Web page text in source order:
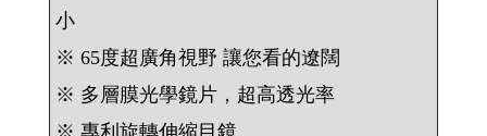
小
※ 65度超廣角視野 讓您看的遼闊
※ 多層膜光學鏡片，超高透光率